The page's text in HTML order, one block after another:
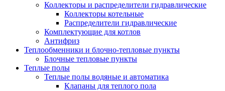
Коллекторы и распределители гидравлические
Коллекторы котельные
Распределители гидравлические
Комплектующие для котлов
Антифриз
Теплообменники и блочно-тепловые пункты
Блочные тепловые пункты
Теплые полы
Теплые полы водяные и автоматика
Клапаны для теплого пола